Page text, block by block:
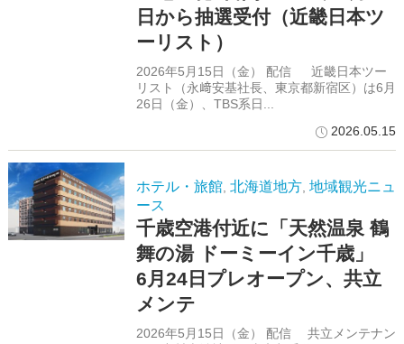
日から抽選受付（近畿日本ツ
ーリスト）
2026年5月15日（金） 配信 近畿日本ツー
リスト（永﨑安基社長、東京都新宿区）は6月
26日（金）、TBS系日...
2026.05.15
ホテル・旅館, 北海道地方, 地域観光ニュ
ース
千歳空港付近に「天然温泉 鶴
舞の湯 ドーミーイン千歳」
6月24日プレオープン、共立
メンテ
2026年5月15日（金） 配信 共立メンテナン